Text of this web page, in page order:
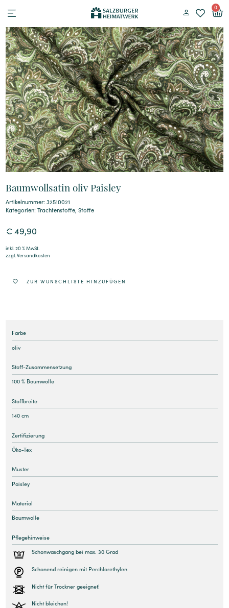
0
Baumwollsatin oliv Paisley
Artikelnummer: 32510021
Kategorien:Trachtenstoffe,Stoffe
€ 49,90
inkl. 20 % MwSt.
zzgl.Versandkosten
ZUR WUNSCHLISTE HINZUFÜGEN
Farbe
oliv
Stoff-Zusammensetzung
100 % Baumwolle
Stoffbreite
140 cm
Zertifizierung
Öko-Tex
Muster
Paisley
Material
Baumwolle
Pflegehinweise
Schonwaschgang bei max. 30 Grad
Schonend reinigen mit Perchlorethylen
Nicht für Trockner geeignet!
Nicht bleichen!